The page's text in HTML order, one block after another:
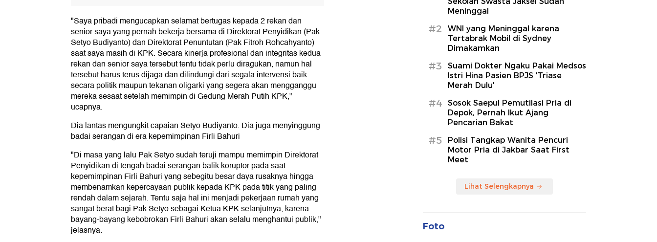
"Saya pribadi mengucapkan selamat bertugas kepada 2 rekan dan
senior saya yang pernah bekerja bersama di Direktorat Penyidikan (Pak
Setyo Budiyanto) dan Direktorat Penuntutan (Pak Fitroh Rohcahyanto)
saat saya masih di KPK. Secara kinerja profesional dan integritas kedua
rekan dan senior saya tersebut tentu tidak perlu diragukan, namun hal
tersebut harus terus dijaga dan dilindungi dari segala intervensi baik
secara politik maupun tekanan oligarki yang segera akan mengganggu
mereka sesaat setelah memimpin di Gedung Merah Putih KPK,"
ucapnya.
Dia lantas mengungkit capaian Setyo Budiyanto. Dia juga menyinggung
badai serangan di era kepemimpinan Firli Bahuri
"Di masa yang lalu Pak Setyo sudah teruji mampu memimpin Direktorat
Penyidikan di tengah badai serangan balik koruptor pada saat
kepemimpinan Firli Bahuri yang sebegitu besar daya rusaknya hingga
membenamkan kepercayaan publik kepada KPK pada titik yang paling
rendah dalam sejarah. Tentu saja hal ini menjadi pekerjaan rumah yang
sangat berat bagi Pak Setyo sebagai Ketua KPK selanjutnya, karena
bayang-bayang kebobrokan Firli Bahuri akan selalu menghantui publik,"
jelasnya.
Meninggal
#2
WNI yang Meninggal karena
Tertabrak Mobil di Sydney
Dimakamkan
#3
Suami Dokter Ngaku Pakai Medsos
Istri Hina Pasien BPJS 'Triase
Merah Dulu'
#4
Sosok Saepul Pemutilasi Pria di
Depok, Pernah Ikut Ajang
Pencarian Bakat
#5
Polisi Tangkap Wanita Pencuri
Motor Pria di Jakbar Saat First
Meet
Lihat Selengkapnya
Foto